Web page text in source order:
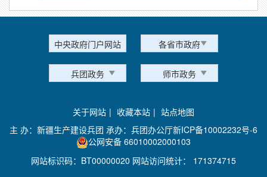
中央政府门户网站 各省市政府
兵团政务 师市政务
关于网站 | 收藏本站 | 站点地图
主 办：新疆生产建设兵团 承办：兵团办公厅新ICP备10002232号-6
公网安备 66010002000103
网站标识码：BT00000020 网站访问统计： 171374715